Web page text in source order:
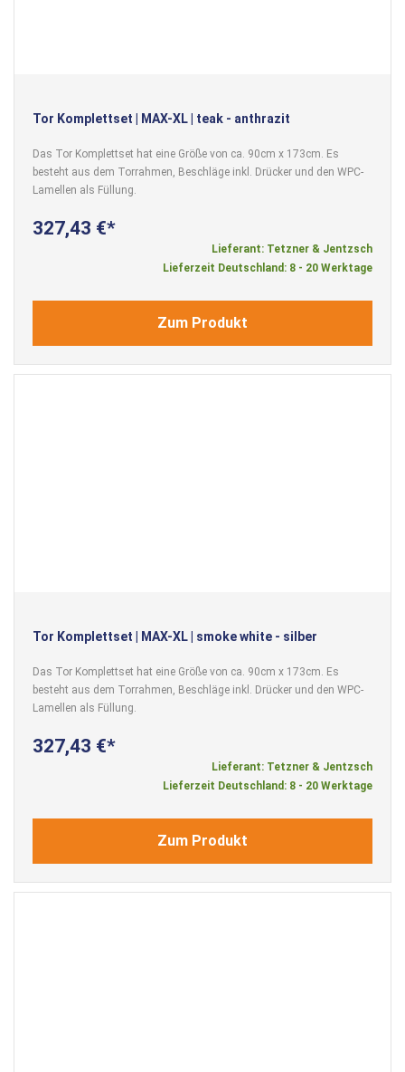
Tor Komplettset | MAX-XL | teak - anthrazit
Das Tor Komplettset hat eine Größe von ca. 90cm x 173cm. Es
besteht aus dem Torrahmen, Beschläge inkl. Drücker und den WPC-
Lamellen als Füllung.
327,43 €
Lieferant: Tetzner & Jentzsch
Lieferzeit Deutschland: 8 - 20 Werktage
Zum Produkt
Tor Komplettset | MAX-XL | smoke white - silber
Das Tor Komplettset hat eine Größe von ca. 90cm x 173cm. Es
besteht aus dem Torrahmen, Beschläge inkl. Drücker und den WPC-
Lamellen als Füllung.
327,43 €
Lieferant: Tetzner & Jentzsch
Lieferzeit Deutschland: 8 - 20 Werktage
Zum Produkt